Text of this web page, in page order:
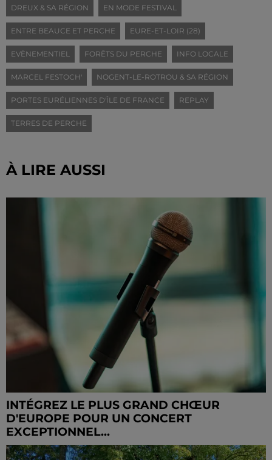
DREUX & SA RÉGION EN MODE FESTIVAL
ENTRE BEAUCE ET PERCHE EURE-ET-LOIR (28)
EVÈNEMENTIEL FORÊTS DU PERCHE INFO LOCALE
MARCEL FESTOCH' NOGENT-LE-ROTROU & SA RÉGION
PORTES EURÉLIENNES D'ÎLE DE FRANCE REPLAY
TERRES DE PERCHE
À LIRE AUSSI
INTÉGREZ LE PLUS GRAND CHŒUR
D'EUROPE POUR UN CONCERT
EXCEPTIONNEL...